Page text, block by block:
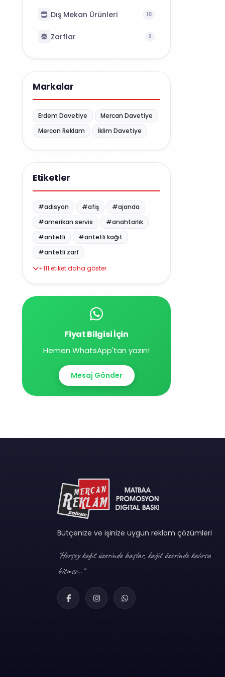
Dış Mekan Ürünleri 10
Zarflar 2
Markalar
Erdem Davetiye
Mercan Davetiye
Mercan Reklam
İklim Davetiye
Etiketler
#adisyon #afiş
#ajanda
#amerikan servis
#anahtarlık
#antetli
#antetli kağıt
#antetli zarf
+111 etiket daha göster
Fiyat Bilgisi İçin
Hemen WhatsApp'tan yazın!
Mesaj Gönder
Bütçenize ve işinize uygun reklam çözümleri
"Herşey kağıt üzerinde başlar, kağıt üzerinde kalırsa
bitmez..."